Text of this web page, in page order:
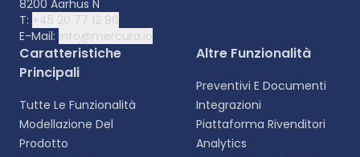
8200 Aarhus N
T: +45 20 77 12 96
E-Mail: info@mercura.io
Caratteristiche
Principali
Tutte Le Funzionalità
Modellazione Del
Prodotto
Altre Funzionalità
Preventivi E Documenti
Integrazioni
Piattaforma Rivenditori
Analytics